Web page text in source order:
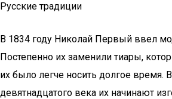
Русские традиции
В 1834 году Николай Первый ввел
Постепенно их заменили тиары,
их было легче носить долгое время.
девятнадцатого века их начинают